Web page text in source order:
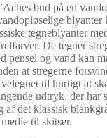
bud på en
blyanter
tegneblyanter
De tegner
pensel og vand kan
at stregerne
til hurtigt at
udtryk, der har
af det klassisk
til skitser.